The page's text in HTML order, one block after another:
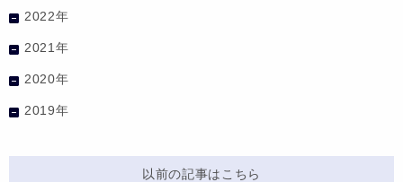
2022年
2021年
2020年
2019年
以前の記事はこちら